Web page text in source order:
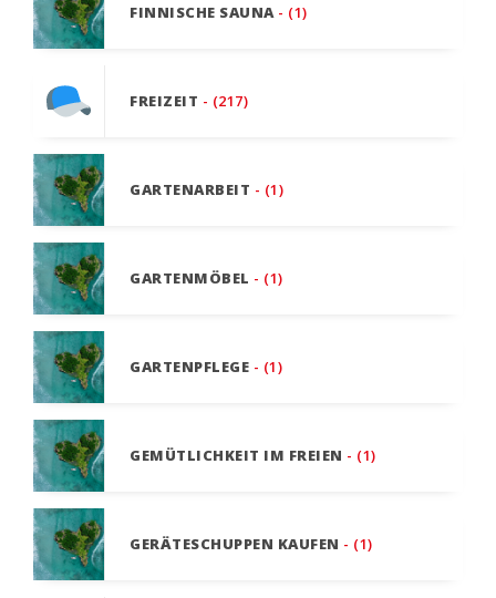
FINNISCHE SAUNA - (1)
FREIZEIT - (217)
GARTENARBEIT - (1)
GARTENMÖBEL - (1)
GARTENPFLEGE - (1)
GEMÜTLICHKEIT IM FREIEN - (1)
GERÄTESCHUPPEN KAUFEN - (1)